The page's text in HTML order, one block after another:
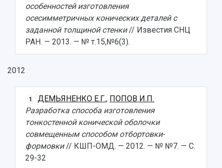
особенностей изготовления
осесимметричных конических деталей с
заданной толщиной стенки// Известия СНЦ
РАН. — 2013. — № т.15,№6(3).
2012
1 ДЕМЬЯНЕНКО Е.Г., ПОПОВ И.П.
Разработка способа изготовления
тонкостенной конической оболочки
совмещенным способом отбортовки-
формовки// КШП-ОМД. — 2012. — № №7. — С.
29-32